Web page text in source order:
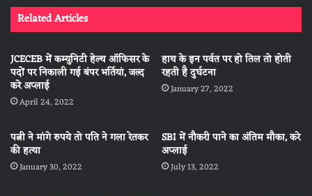
Related Articles
JCECEB में कम्युनिटी हेल्थ ऑफिसर के
पदों पर निकाली गई बंपर भर्तियां, जल्द
करे अप्लाई
April 24, 2022
हाथ के इन पर्वत पर हो तिल तो होती
रहती है दुर्घटना
January 27, 2022
पत्नी ने मांगे रुपये तो पति ने गला रेतकर
की हत्या
January 30, 2022
SBI में नौकरी पाने का अंतिम मौका, करे
अप्लाई
July 13, 2022